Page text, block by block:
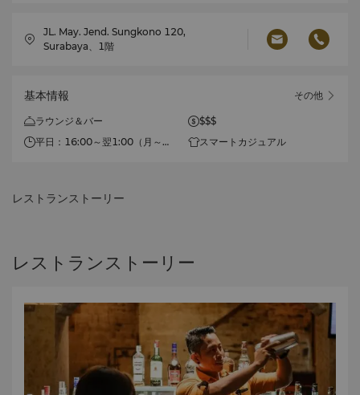
JL. May. Jend. Sungkono 120,
Surabaya、1階
基本情報 その他
ラウンジ＆バー
$$$
平日：16:00～翌1:00（月～
スマートカジュアル
レストランストーリー
レストランストーリー